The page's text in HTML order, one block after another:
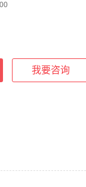
我要咨询